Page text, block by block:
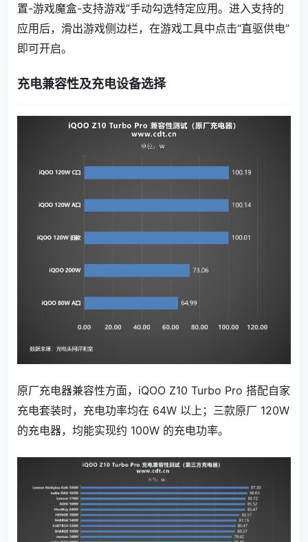
置-游戏魔盒-支持游戏”手动勾选特定应用。进入支持的
应用后，滑出游戏侧边栏，在游戏工具中点击“直驱供电”
即可开启。
充电兼容性及充电设备选择
原厂充电器兼容性方面，iQOO Z10 Turbo Pro 搭配自家
充电套装时，充电功率均在 64W 以上；三款原厂 120W
的充电器，均能实现约 100W 的充电功率。